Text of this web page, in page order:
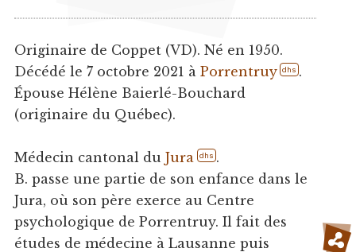
Originaire de Coppet (VD). Né en 1950.
Décédé le 7 octobre 2021 à Porrentruy dhs .
Épouse Hélène Baierlé-Bouchard
(originaire du Québec).
Médecin cantonal du Jura dhs .
B. passe une partie de son enfance dans le
Jura, où son père exerce au Centre
psychologique de Porrentruy. Il fait des
études de médecine à Lausanne puis